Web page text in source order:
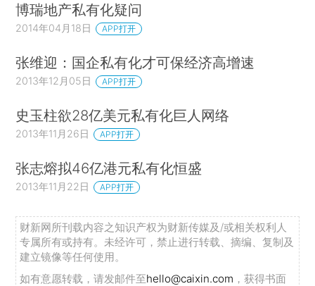
博瑞地产私有化疑问
2014年04月18日 APP打开
张维迎：国企私有化才可保经济高增速
2013年12月05日 APP打开
史玉柱欲28亿美元私有化巨人网络
2013年11月26日 APP打开
张志熔拟46亿港元私有化恒盛
2013年11月22日 APP打开
财新网所刊载内容之知识产权为财新传媒及/或相关权利人
专属所有或持有。未经许可，禁止进行转载、摘编、复制及
建立镜像等任何使用。
如有意愿转载，请发邮件至hello@caixin.com ，获得书面